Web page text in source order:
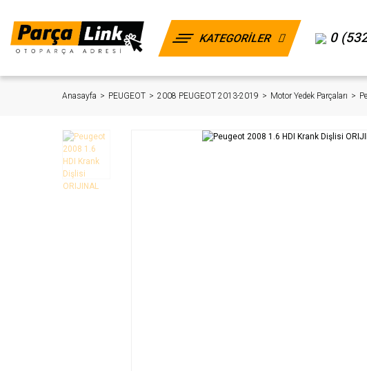
KATEGORİLER 0
Anasayfa PEUGEOT 2008 PEUGEOT 2013-2019 Motor Yedek Parçaları